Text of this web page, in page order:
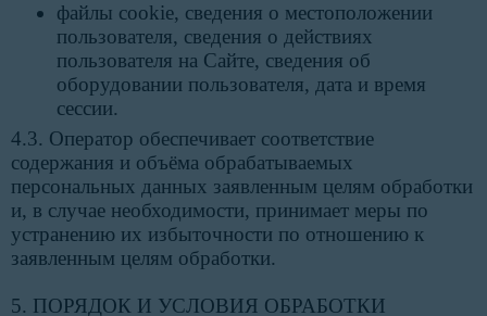
файлы cookie, сведения о местоположении
пользователя, сведения о действиях
пользователя на Сайте, сведения об
оборудовании пользователя, дата и время
сессии.
4.3. Оператор обеспечивает соответствие
содержания и объёма обрабатываемых
персональных данных заявленным целям обработки
и, в случае необходимости, принимает меры по
устранению их избыточности по отношению к
заявленным целям обработки.
5. ПОРЯДОК И УСЛОВИЯ ОБРАБОТКИ